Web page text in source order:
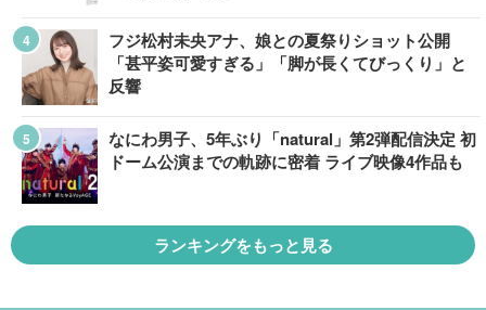
フジ松村未央アナ、娘との夏祭りショット公開
「甚平姿可愛すぎる」「脚が長くてびっくり」と
反響
なにわ男子、5年ぶり「natural」第2弾配信決定 初
ドーム公演までの軌跡に密着 ライブ映像4作品も
ランキングをもっと見る